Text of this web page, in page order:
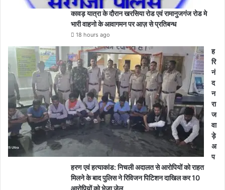
कावड़ यात्रा के दौरान खरसिया रोड एवं रामानुजगंज रोड मे
भारी वाहनो के आवागमन पर आज़ से प्रतिबन्ध
18 hours ago
ह
रि
नं
द
न
रा
ज
वा
ड़े
अ
प
हरण एवं हत्याकांड: निचली अदालत से आरोपियों को राहत
मिलने के बाद पुलिस ने रिविजन पिटिशन दाखिल कर 10